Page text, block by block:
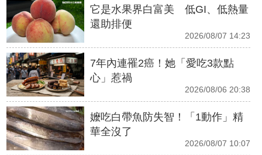
它是水果界白富美 低GI、低熱量
還助排便
2026/08/07 14:23
7年內連罹2癌！她「愛吃3款點
心」惹禍
2026/08/06 20:38
嬤吃白帶魚防失智！「1動作」精
華全沒了
2026/08/07 10:07